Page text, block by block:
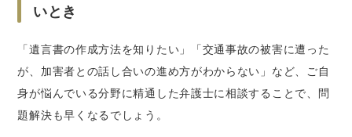
いとき
「遺言書の作成方法を知りたい」「交通事故の被害に遭った
が、加害者との話し合いの進め方がわからない」など、ご自
身が悩んでいる分野に精通した弁護士に相談することで、問
題解決も早くなるでしょう。